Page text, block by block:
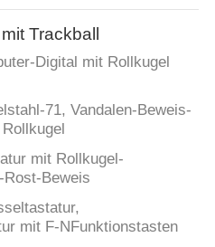
Trackball
Digital mit Rollkugel
71, Vandalen-Beweis-
mit Rollkugel-
Rost-Beweis
mit F-NFunktionstasten